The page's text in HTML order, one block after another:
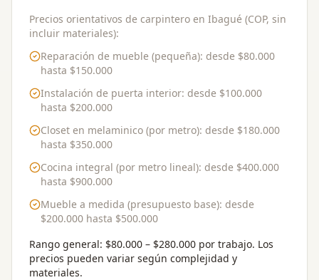
Precios orientativos de carpintero en Ibagué (COP, sin
incluir materiales):
Reparación de mueble (pequeña): desde $80.000
hasta $150.000
Instalación de puerta interior: desde $100.000
hasta $200.000
Closet en melaminico (por metro): desde $180.000
hasta $350.000
Cocina integral (por metro lineal): desde $400.000
hasta $900.000
Mueble a medida (presupuesto base): desde
$200.000 hasta $500.000
Rango general: $80.000 – $280.000 por trabajo. Los
precios pueden variar según complejidad y
materiales.